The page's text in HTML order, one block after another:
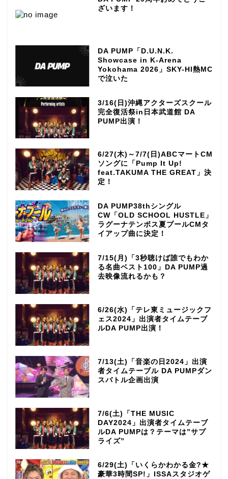
ざいます！
DA PUMP「D.U.N.K.
Showcase in K-Arena
Yokohama 2026」SKY-HI熱MC
で泣いた
3/16(日)沖縄アクターズスクール
完全復活祭in日本武道館 DA
PUMP出演！
6/27(木)～7/7(日)ABCマートCM
ソングに「Pump It Up!
feat.TAKUMA THE GREAT」決
定！
DA PUMP38thシングル
CW「OLD SCHOOL HUSTLE」
ラグーナテンボス夏プールCMタ
イアップ曲に決定！
7/15(月)「3秒聴けば誰でもわか
る名曲ベスト100」DA PUMP過
去映像流れるかも？
6/26(水)「テレ東ミュージックフ
ェス2024」出演者タイムテーブ
ルDA PUMP出演！
7/13(土)「音楽の日2024」出演
者タイムテーブル DA PUMPダン
スバトル企画出演
7/6(土)「THE MUSIC
DAY2024」出演者タイムテーブ
ルDA PUMPは？テーマは”サプ
ライズ”
6/29(土)「いくらかわかる金?★
豪華3時間SP!」ISSAスタジオゲ